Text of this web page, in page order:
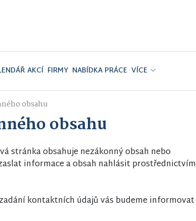
AKCÍ FIRMY NABÍDKA PRÁCE VÍCE
obsahu
obsahu
stránka obsahuje nezákonný obsah nebo
informace a obsah nahlásit prostřednictvím
kontaktních údajů vás budeme informovat